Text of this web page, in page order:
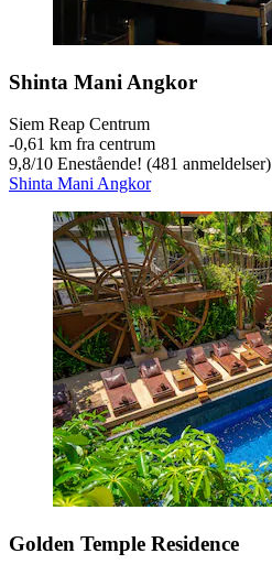
Shinta Mani Angkor
Siem Reap Centrum
‐0,61 km fra centrum
9,8/10 Enestående! (481 anmeldelser)
Shinta Mani Angkor
Golden Temple Residence